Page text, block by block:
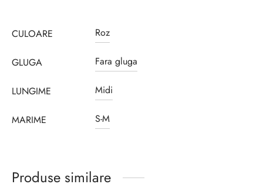
CULOARE Roz
GLUGA Fara gluga
LUNGIME Midi
MARIME S-M
Produse similare